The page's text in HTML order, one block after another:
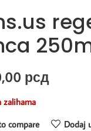
рсд
zalihama
compare
Dodaj